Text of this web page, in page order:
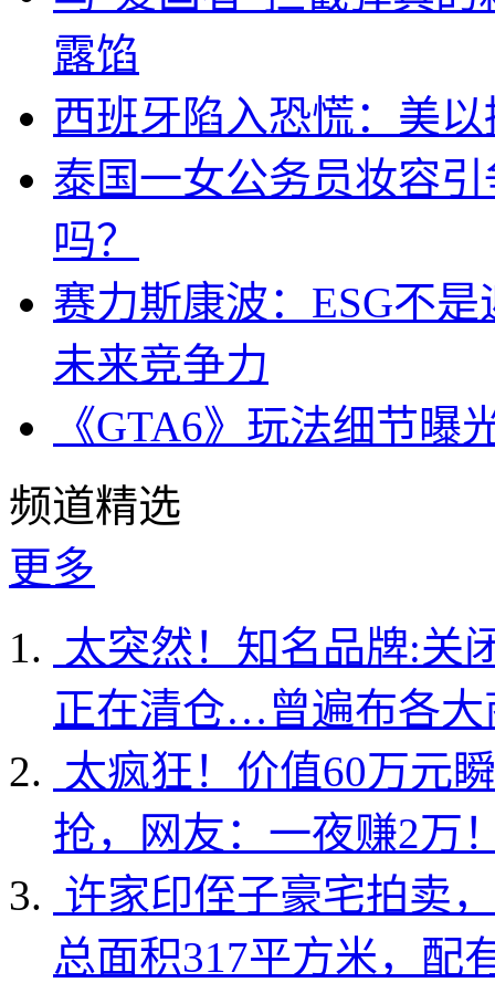
露馅
西班牙陷入恐慌：美
泰国一女公务员妆容
吗？
赛力斯康波：ESG不
未来竞争力
《GTA6》玩法细节
频道精选
更多
太突然！知名品牌:关
正在清仓…曾遍布各大
太疯狂！价值60万元
抢，网友：一夜赚2万
许家印侄子豪宅拍卖
总面积317平方米，配